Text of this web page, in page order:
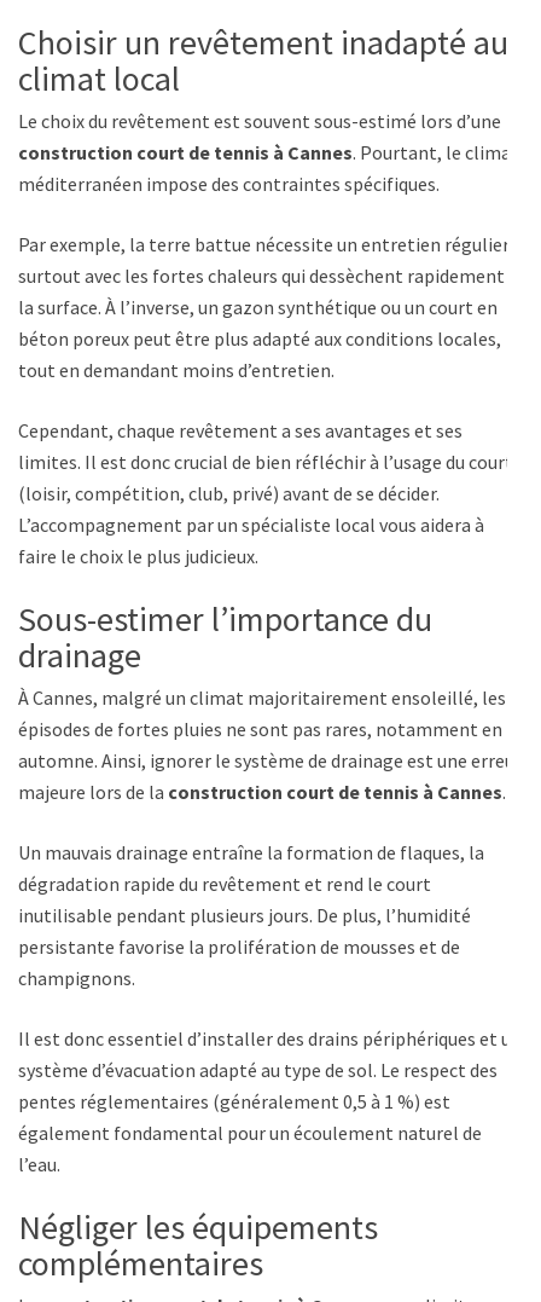
Choisir un revêtement inadapté au
climat local
Le choix du revêtement est souvent sous-estimé lors d’une
construction court de tennis à Cannes. Pourtant, le climat
méditerranéen impose des contraintes spécifiques.
Par exemple, la terre battue nécessite un entretien régulier,
surtout avec les fortes chaleurs qui dessèchent rapidement
la surface. À l’inverse, un gazon synthétique ou un court en
béton poreux peut être plus adapté aux conditions locales,
tout en demandant moins d’entretien.
Cependant, chaque revêtement a ses avantages et ses
limites. Il est donc crucial de bien réfléchir à l’usage du court
(loisir, compétition, club, privé) avant de se décider.
L’accompagnement par un spécialiste local vous aidera à
faire le choix le plus judicieux.
Sous-estimer l’importance du
drainage
À Cannes, malgré un climat majoritairement ensoleillé, les
épisodes de fortes pluies ne sont pas rares, notamment en
automne. Ainsi, ignorer le système de drainage est une erreur
majeure lors de la construction court de tennis à Cannes.
Un mauvais drainage entraîne la formation de flaques, la
dégradation rapide du revêtement et rend le court
inutilisable pendant plusieurs jours. De plus, l’humidité
persistante favorise la prolifération de mousses et de
champignons.
Il est donc essentiel d’installer des drains périphériques et un
système d’évacuation adapté au type de sol. Le respect des
pentes réglementaires (généralement 0,5 à 1 %) est
également fondamental pour un écoulement naturel de
l’eau.
Négliger les équipements
complémentaires